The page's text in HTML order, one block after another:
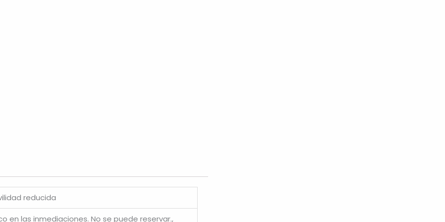
reducida
en las inmediaciones. No se puede reservar.,